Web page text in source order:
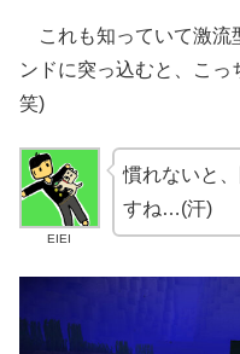
これも知っていて激流
ンドに突っ込むと、こ
笑)
EIEI
慣れないと
すね…(汗)